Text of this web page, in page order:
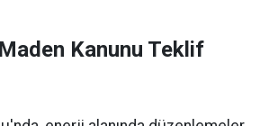
Kanunu Teklif